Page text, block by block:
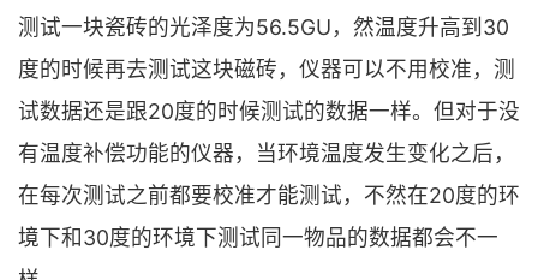
测试一块瓷砖的光泽度为56.5GU，然温度升高到30
度的时候再去测试这块磁砖，仪器可以不用校准，测
试数据还是跟20度的时候测试的数据一样。但对于没
有温度补偿功能的仪器，当环境温度发生变化之后，
在每次测试之前都要校准才能测试，不然在20度的环
境下和30度的环境下测试同一物品的数据都会不一